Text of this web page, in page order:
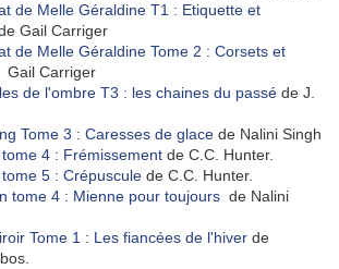
de Melle Géraldine T1 : Etiquette et
Gail Carriger
de Melle Géraldine Tome 2 : Corsets et
Gail Carriger
de l'ombre T3 : les chaines du passé de J.
Tome 3 : Caresses de glace de Nalini Singh
4 : Frémissement de C.C. Hunter.
5 : Crépuscule de C.C. Hunter.
tome 4 : Mienne pour toujours de Nalini
Tome 1 : Les fiancées de l'hiver de